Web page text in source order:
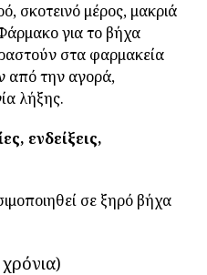
σκοτεινό μέρος, μακριά
για το βήχα
στα φαρμακεία
από την αγορά,
λήξης.
ενδείξεις,
σε ξηρό βήχα